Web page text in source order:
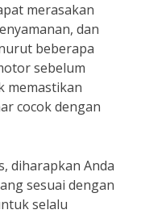
merasakan
dan
beberapa
sebelum
memastikan
cocok dengan
diharapkan Anda
sesuai dengan
selalu